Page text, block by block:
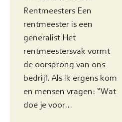
Rentmeesters Een
rentmeester is een
generalist Het
rentmeestersvak vormt
de oorsprong van ons
bedrijf. Als ik ergens kom
en mensen vragen: “Wat
doe je voor...